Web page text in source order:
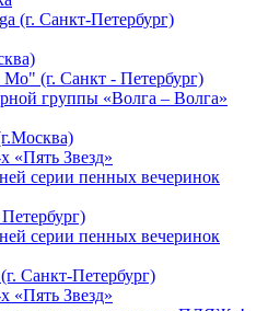
(г. Санкт-Петербург)
(г. Санкт - Петербург)
группы «Волга – Волга»
«Пять Звезд»
серии пенных вечеринок
серии пенных вечеринок
Санкт-Петербург)
«Пять Звезд»